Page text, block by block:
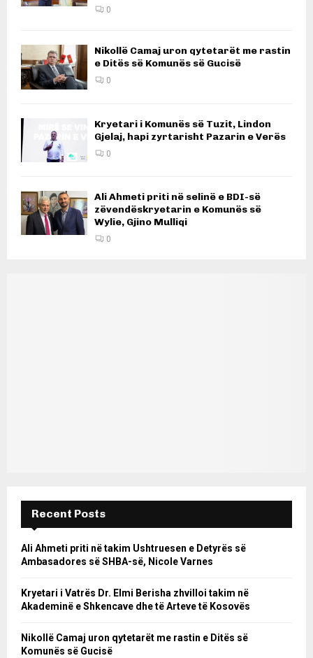
0
Nikollë Camaj uron qytetarët me rastin
e Ditës së Komunës së Gucisë
0
Kryetari i Komunës së Tuzit, Lindon
Gjelaj, hapi zyrtarisht Pazarin e Verës
0
Ali Ahmeti priti në selinë e BDI-së
zëvendëskryetarin e Komunës së
Wylie, Gjino Mulliqi
0
Recent Posts
Ali Ahmeti priti në takim Ushtruesen e Detyrës së
Ambasadores së SHBA-së, Nicole Varnes
Kryetari i Vatrës Dr. Elmi Berisha zhvilloi takim në
Akademinë e Shkencave dhe të Arteve të Kosovës
Nikollë Camaj uron qytetarët me rastin e Ditës së
Komunës së Gucisë